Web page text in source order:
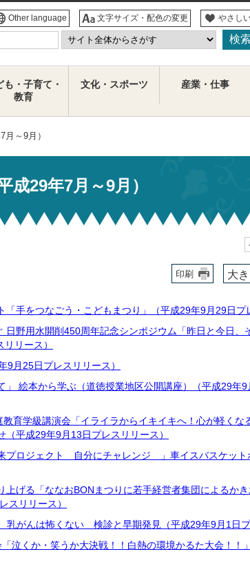
Other language 文字サイズ・配色の変更 やさし
も・子育て・
教育
文化・スポーツ 産業・仕事
～9月）
成29年7月～9月）
印刷 大
「手をつなごう・こどもまつり」（平成29年9月29日プ
日野用水開削450周年記念シンポジウム「昨日と今日、
リース）
9月25日プレスリリース）
」 絵本から学ぶ（道徳授業地区公開講座）（平成29年9
育学級講演会「イライラからイキイキへ！心が軽くな
平成29年9月13日プレスリリース）
プロジェクト 自分にチャレンジ 」車イスバスケット
上げる「ななおBONまつりに若手経営者集団によるか
スリリース）
がんは怖くない 検診と早期発見（平成29年9月1日プ
泣くか・笑うか大決戦！！白熱の環境かるた大会！！